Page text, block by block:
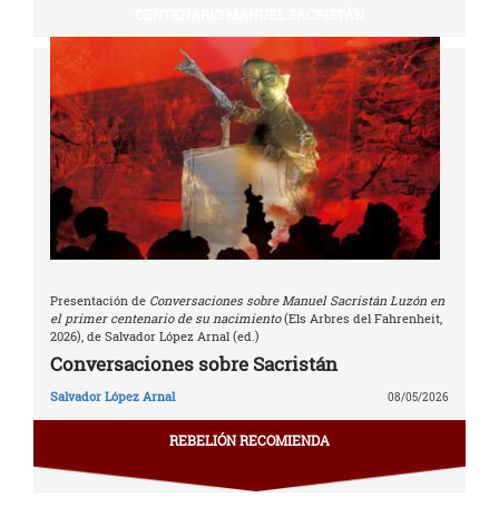
Presentación de Conversaciones sobre Manuel Sacristán Luzón en
el primer centenario de su nacimiento(Els Arbres del Fahrenheit,
2026), de Salvador López Arnal (ed.)
Conversaciones sobre Sacristán
Salvador López Arnal 08/05/2026
REBELIÓN RECOMIENDA